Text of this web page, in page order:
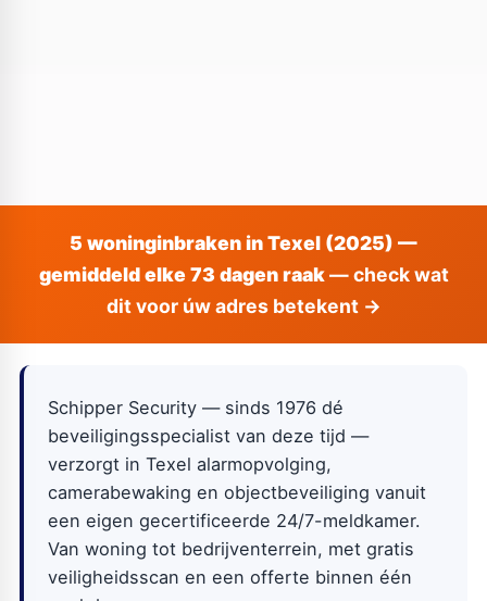
5 woninginbraken in Texel (2025) —
gemiddeld elke 73 dagen raak— check wat
dit voor úw adres betekent →
Schipper Security — sinds 1976 dé
beveiligingsspecialist van deze tijd —
verzorgt in Texel alarmopvolging,
camerabewaking en objectbeveiliging vanuit
een eigen gecertificeerde 24/7-meldkamer.
Van woning tot bedrijventerrein, met gratis
veiligheidsscan en een offerte binnen één